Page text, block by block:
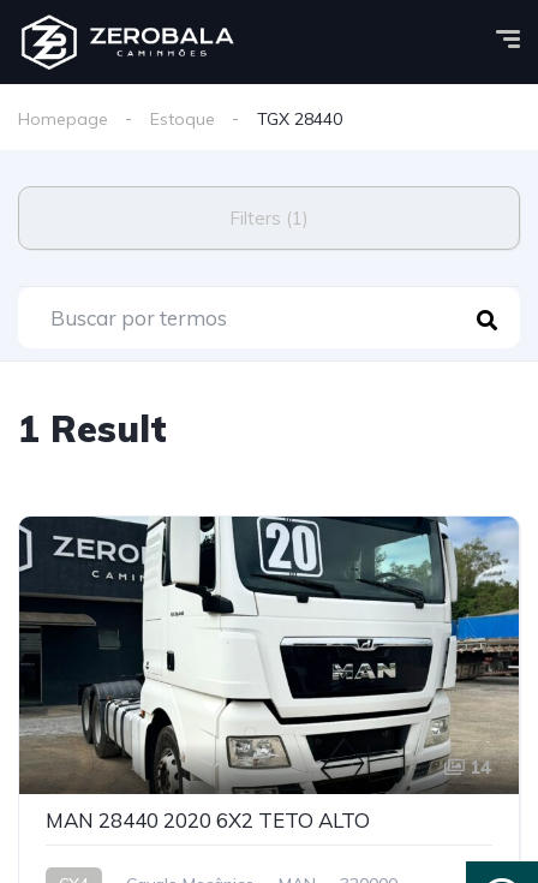
Homepage Estoque TGX 28440
Filters (1)
1 Result
14
MAN 28440 2020 6X2 TETO ALTO